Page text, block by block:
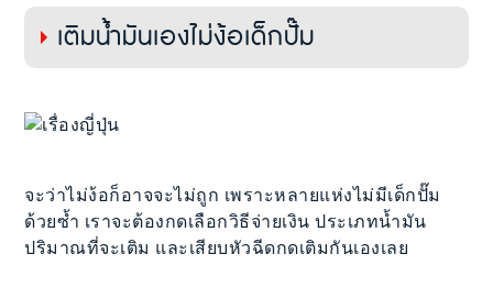
เติมน้ำมันเองไม่ง้อเด็กปั๊ม
จะว่าไม่ง้อก็อาจจะไม่ถูก เพราะหลายแห่งไม่มีเด็กปั๊ม
ด้วยซ้ำ เราจะต้องกดเลือกวิธีจ่ายเงิน ประเภทน้ำมัน
ปริมาณที่จะเติม และเสียบหัวฉีดกดเติมกันเองเลย